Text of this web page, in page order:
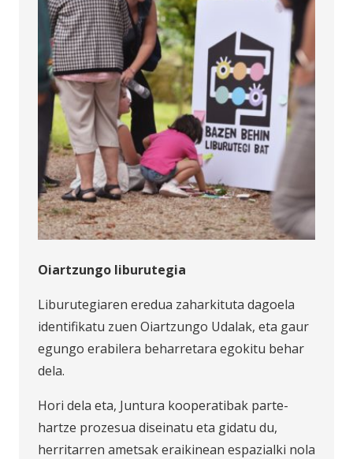
Oiartzungo liburutegia
Liburutegiaren eredua zaharkituta dagoela
identifikatu zuen Oiartzungo Udalak, eta gaur
egungo erabilera beharretara egokitu behar
dela.
Hori dela eta, Juntura kooperatibak parte-
hartze prozesua diseinatu eta gidatu du,
herritarren ametsak eraikinean espazialki nola